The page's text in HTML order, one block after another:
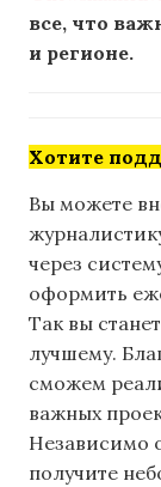
все, что
и регионе.
Хотите
Вы можете
через
оформить
Так вы
лучшему.
сможем
важных
Независимо
получите